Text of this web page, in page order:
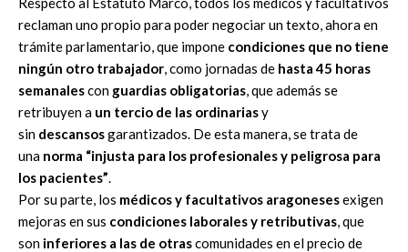
reclaman uno propio para poder negociar un texto, ahora en
trámite parlamentario, que impone condiciones que no tiene
ningún otro trabajador, como jornadas de hasta 45 horas
semanalescon guardias obligatorias, que además se
retribuyen a un tercio de las ordinariasy
sin descansosgarantizados. De esta manera, se trata de
una norma “injusta para los profesionales y peligrosa para
los pacientes”.
Por su parte, los médicos y facultativos aragonesesexigen
mejoras en sus condiciones laborales y retributivas, que
son inferiores a las de otrascomunidades en el precio de